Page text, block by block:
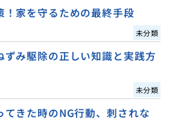
！家を守るための最終手段
未分類
ずみ駆除の正しい知識と実践方
未分類
てきた時のNG行動、刺されな